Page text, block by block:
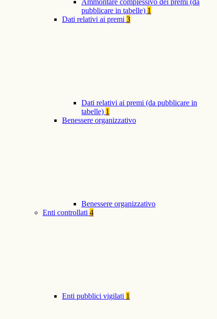
Ammontare complessivo dei premi (da
pubblicare in tabelle) 1
Dati relativi ai premi 3
Dati relativi ai premi (da pubblicare in
tabelle) 1
Benessere organizzativo
Benessere organizzativo
Enti controllati 4
Enti pubblici vigilati 1